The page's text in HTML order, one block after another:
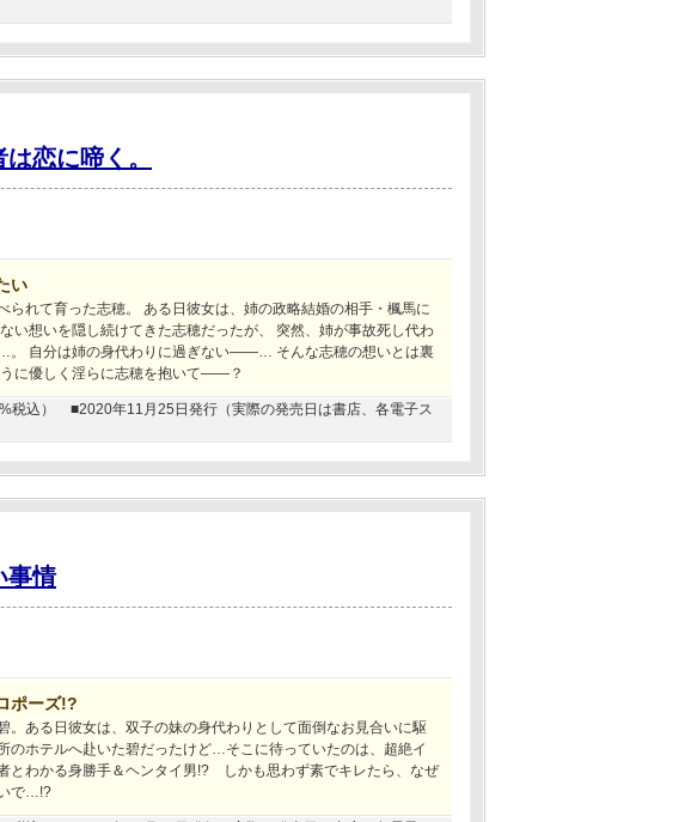
恋に啼く。
い
られて育った志穂。 ある日彼女は、姉の政略結婚の相手・楓馬に
い想いを隠し続けてきた志穂だったが、 突然、姉が事故死し代わ
。 自分は姉の身代わりに過ぎない――… そんな志穂の想いとは裏
に優しく淫らに志穂を抱いて――？
税込）
■2020年11月25日発行（実際の発売日は書店、各電子ス
事情
ポーズ!?
。ある日彼女は、双子の妹の身代わりとして面倒なお見合いに駆
のホテルへ赴いた碧だったけど…そこに待っていたのは、超絶イ
とわかる身勝手＆ヘンタイ男!? しかも思わず素でキレたら、なぜ
で…!?